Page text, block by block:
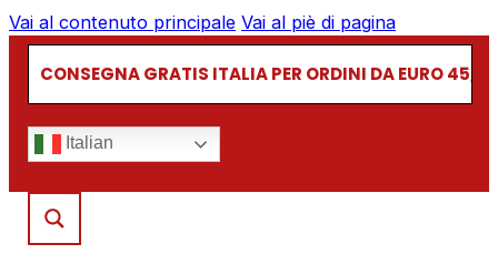
Vai al contenuto principale Vai al piè di pagina
CONSEGNA GRATIS ITALIA PER ORDINI DA EURO
Italian